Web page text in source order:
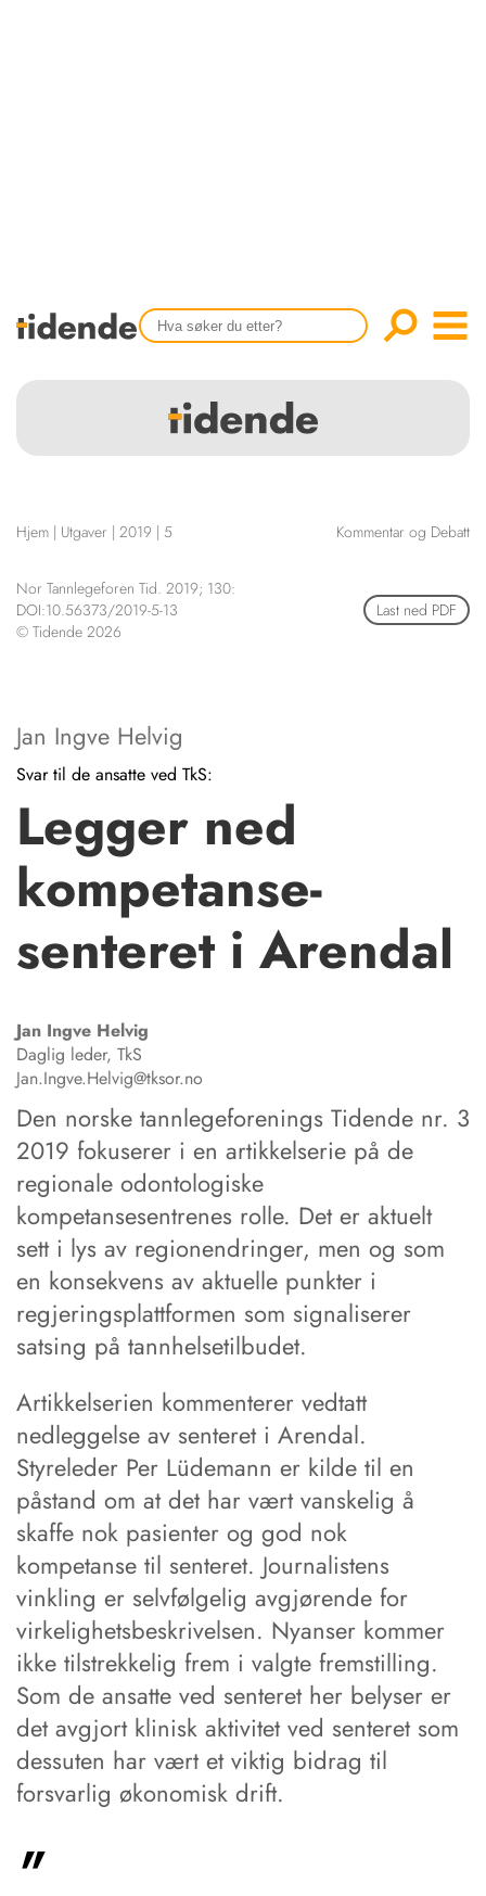
Tidligere utgaver
HENVISNINGER
KURSKALENDER
STILLINGER
KJØP & SALG
KONTAKT
Scientific articles
Publication and media
Hjem | Utgaver | 2019 | 5 Kommentar og Debatt
Nor Tannlegeforen Tid. 2019; 130:
DOI:10.56373/2019-5-13
© Tidende 2026
Last ned PDF
Jan Ingve Helvig
Svar til de ansatte ved TkS:
Legger ned
kompetanse-
senteret i Arendal
Jan Ingve Helvig
Daglig leder, TkS
Jan.Ingve.Helvig@tksor.no
Den norske tannlegeforenings Tidende nr. 3
2019 fokuserer i en artikkelserie på de
regionale odontologiske
kompetansesentrenes rolle. Det er aktuelt
sett i lys av regionendringer, men og som
en konsekvens av aktuelle punkter i
regjeringsplattformen som signaliserer
satsing på tannhelsetilbudet.
Artikkelserien kommenterer vedtatt
nedleggelse av senteret i Arendal.
Styreleder Per Lüdemann er kilde til en
påstand om at det har vært vanskelig å
skaffe nok pasienter og god nok
kompetanse til senteret. Journalistens
vinkling er selvfølgelig avgjørende for
virkelighetsbeskrivelsen. Nyanser kommer
ikke tilstrekkelig frem i valgte fremstilling.
Som de ansatte ved senteret her belyser er
det avgjort klinisk aktivitet ved senteret som
dessuten har vært et viktig bidrag til
forsvarlig økonomisk drift.